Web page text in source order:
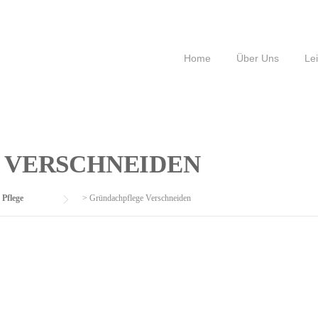
Home Über Uns
> Gründachpflege Verschneiden